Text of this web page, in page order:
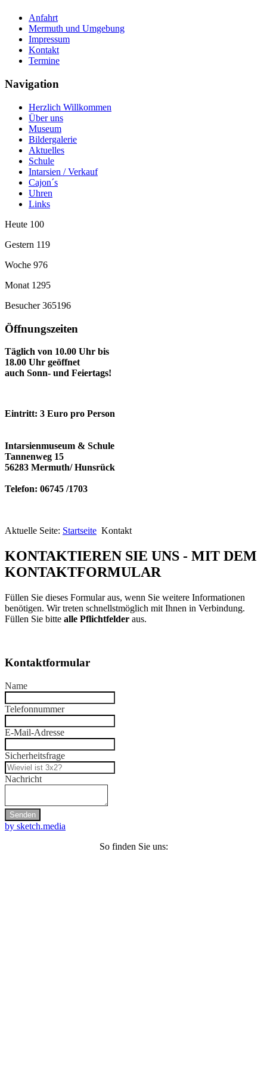
Anfahrt
Mermuth und Umgebung
Impressum
Kontakt
Termine
Navigation
Herzlich Willkommen
Über uns
Museum
Bildergalerie
Aktuelles
Schule
Intarsien / Verkauf
Cajon´s
Uhren
Links
Heute 100
Gestern 119
Woche 976
Monat 1295
Besucher365196
Öffnungszeiten
Täglich von 10.00 Uhr bis
18.00 Uhr geöffnet
auch Sonn- und Feiertags!
Eintritt: 3 Euro pro Person
Intarsienmuseum & Schule
Tannenweg 15
56283 Mermuth/ Hunsrück
Telefon: 06745 /1703
Aktuelle Seite: Startseite Kontakt
KONTAKTIEREN SIE UNS - MIT DEM
KONTAKTFORMULAR
Füllen Sie dieses Formular aus, wenn Sie weitere Informationen
benötigen. Wir treten schnellstmöglich mit Ihnen in Verbindung.
Füllen Sie bitte alle Pflichtfelder aus.
Kontaktformular
Name
Telefonnummer
E-Mail-Adresse
Sicherheitsfrage
Nachricht
by sketch.media
So finden Sie uns: